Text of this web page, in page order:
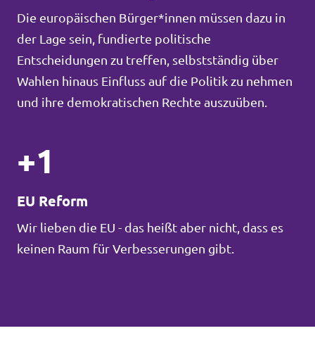
Die europäischen Bürger*innen müssen dazu in
der Lage sein, fundierte politische
Entscheidungen zu treffen, selbstständig über
Wahlen hinaus Einfluss auf die Politik zu nehmen
und ihre demokratischen Rechte auszuüben.
+1
EU Reform
Wir lieben die EU - das heißt aber nicht, dass es
keinen Raum für Verbesserungen gibt.